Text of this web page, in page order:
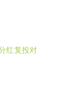
红复投对